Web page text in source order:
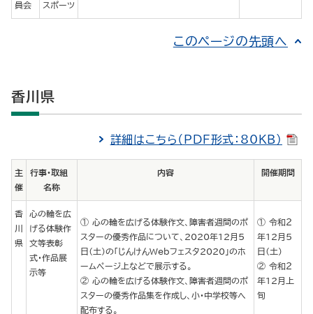
員会
スポーツ
このページの先頭へ
香川県
詳細はこちら（PDF形式：80KB）
主
催
行事・取組
名称
内容 開催期間
香
川
県
心の輪を広
げる体験作
文等表彰
式・作品展
示等
心の輪を広げる体験作文、障害者週間のポ
スターの優秀作品について、2020年12月5
日（土）の「じんけんWebフェスタ2020」のホ
ームページ上などで展示する。
心の輪を広げる体験作文、障害者週間のポ
スターの優秀作品集を作成し、小・中学校等へ
配布する。
令和２
年12月５
日（土）
令和２
年12月上
旬